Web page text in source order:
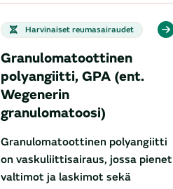
Harvinaiset reumasairaudet
Granulomatoottinen
polyangiitti, GPA (ent.
Wegenerin
granulomatoosi)
Granulomatoottinen polyangiitti
on vaskuliittisairaus, jossa pienet
valtimot ja laskimot sekä